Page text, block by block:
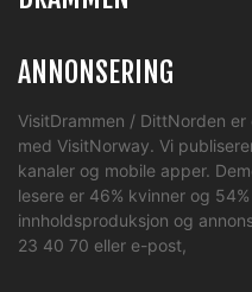
ANNONSERING
VisitDrammen / DittNorden
med VisitNorway. Vi
kanaler og mobile apper.
lesere er 46% kvinner og
innholdsproduksjon og
23 40 70 eller e-post